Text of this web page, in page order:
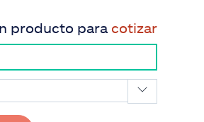
producto para cotizar